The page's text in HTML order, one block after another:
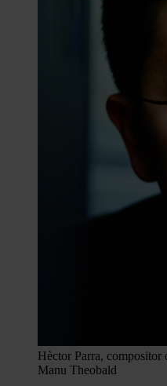
Hèctor Parra,
Manu Theobald